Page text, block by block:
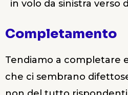
in volo da sinistra verso
Completamento
Tendiamo a completare
che ci sembrano